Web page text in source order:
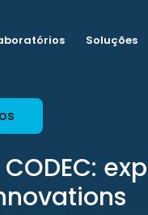
Soluções